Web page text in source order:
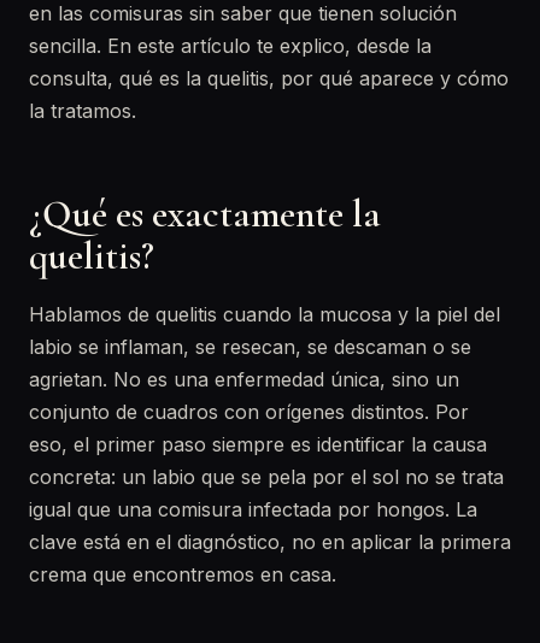
en las comisuras sin saber que tienen solución
sencilla. En este artículo te explico, desde la
consulta, qué es la quelitis, por qué aparece y cómo
la tratamos.
¿Qué es exactamente la
quelitis?
Hablamos de quelitis cuando la mucosa y la piel del
labio se inflaman, se resecan, se descaman o se
agrietan. No es una enfermedad única, sino un
conjunto de cuadros con orígenes distintos. Por
eso, el primer paso siempre es identificar la causa
concreta: un labio que se pela por el sol no se trata
igual que una comisura infectada por hongos. La
clave está en el diagnóstico, no en aplicar la primera
crema que encontremos en casa.